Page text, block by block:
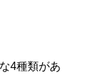
4種類があ